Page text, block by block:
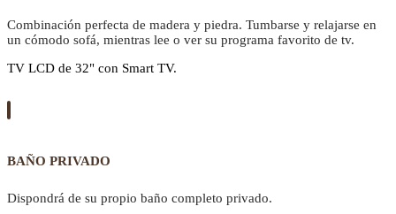
Combinación perfecta de madera y piedra. Tumbarse y relajarse en
un cómodo sofá, mientras lee o ver su programa favorito de tv.
TV LCD de 32" con Smart TV.
BAÑO PRIVADO
Dispondrá de su propio baño completo privado.